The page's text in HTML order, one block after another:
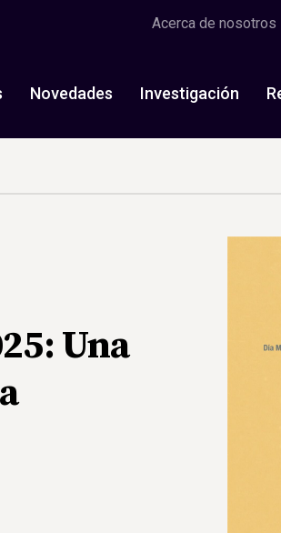
Acerca de nosotros
Novedades Investigación
Una